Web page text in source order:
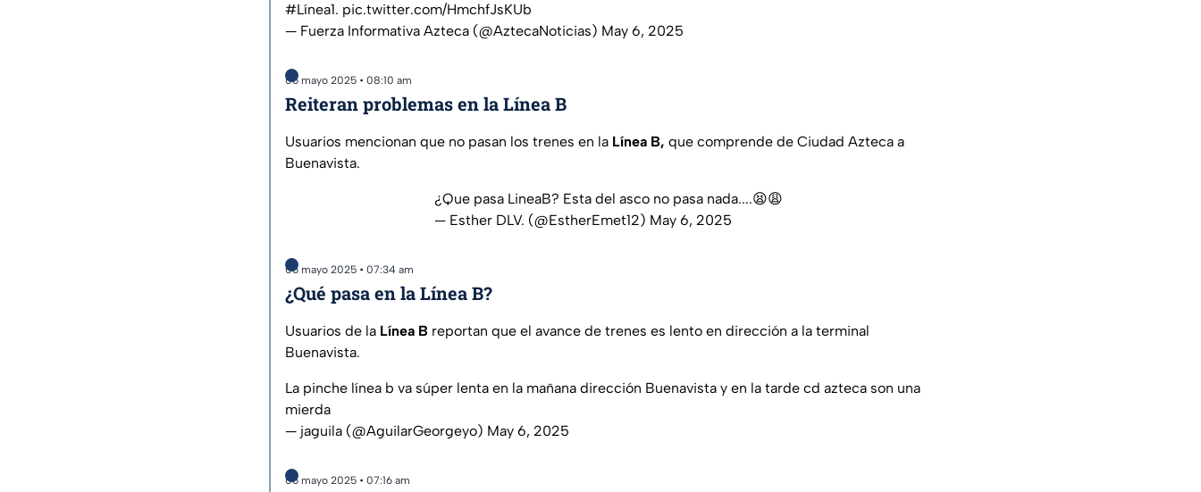
#Línea1. pic.twitter.com/HmchfJsKUb
— Fuerza Informativa Azteca (@AztecaNoticias) May 6, 2025
06 mayo 2025 • 08:10 am
Reiteran problemas en la Línea B
Usuarios mencionan que no pasan los trenes en la Línea B, que comprende de Ciudad Azteca a
Buenavista.
¿Que pasa LineaB? Esta del asco no pasa nada....😫😩
— Esther DLV. (@EstherEmet12) May 6, 2025
06 mayo 2025 • 07:34 am
¿Qué pasa en la Línea B?
Usuarios de la Línea B reportan que el avance de trenes es lento en dirección a la terminal
Buenavista.
La pinche línea b va súper lenta en la mañana dirección Buenavista y en la tarde cd azteca son una
mierda
— jaguila (@AguilarGeorgeyo) May 6, 2025
06 mayo 2025 • 07:16 am